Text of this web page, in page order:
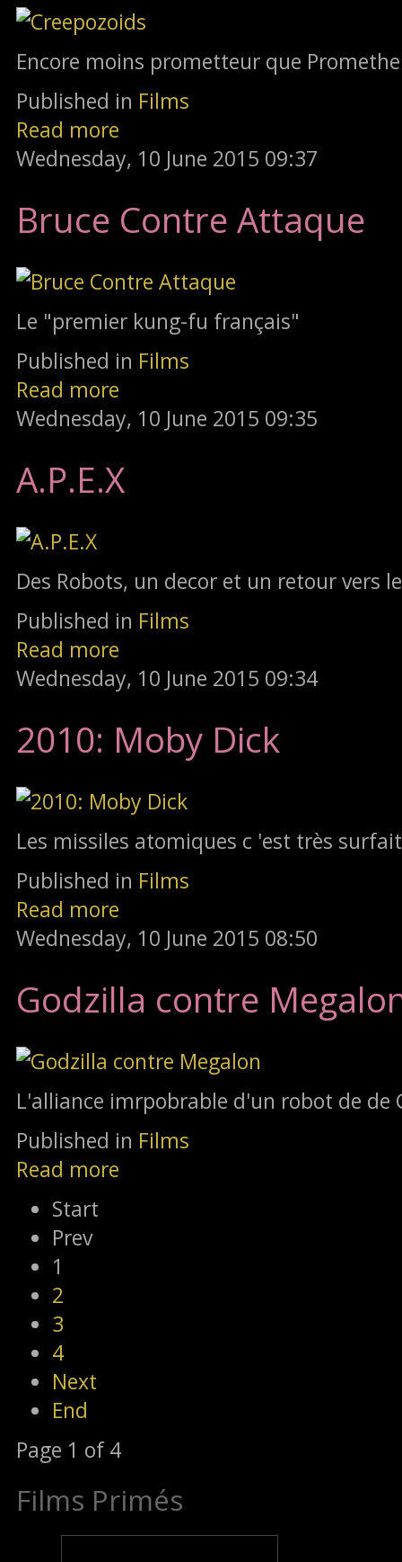
Encore moins prometteur que
Published in Films
Read more
Wednesday, 10 June 2015 09:37
Bruce Contre Attaque
Le "premier kung-fu français"
Published in Films
Read more
Wednesday, 10 June 2015 09:35
A.P.E.X
Des Robots, un decor et un retour vers
Published in Films
Read more
Wednesday, 10 June 2015 09:34
2010: Moby Dick
Les missiles atomiques c 'est très
Published in Films
Read more
Wednesday, 10 June 2015 08:50
Godzilla contre
L'alliance imrpobrable d'un robot de de
Published in Films
Read more
Start
Prev
1
2
3
4
Next
End
Page 1 of 4
Films Primés